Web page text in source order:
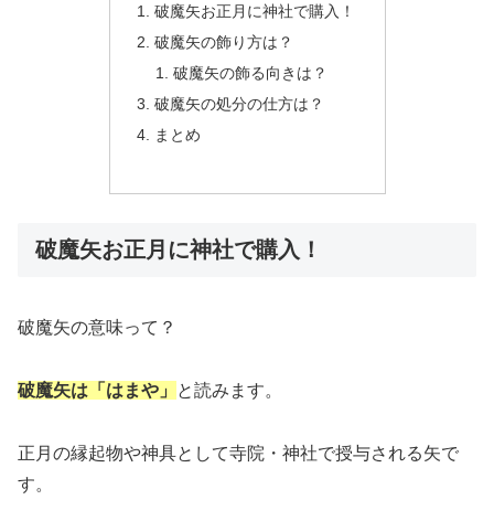
破魔矢お正月に神社で購入！
破魔矢の飾り方は？
破魔矢の飾る向きは？
破魔矢の処分の仕方は？
まとめ
破魔矢お正月に神社で購入！
破魔矢の意味って？
破魔矢は「はまや」 と読みます。
正月の縁起物や神具として寺院・神社で授与される矢で
す。